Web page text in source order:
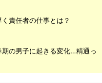
責任者の仕事とは？
の男子に起きる変化…精通っ